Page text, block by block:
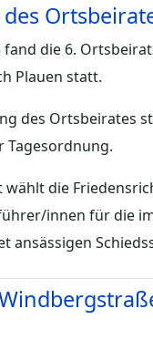
fand die 6.
Plauen statt.
des Ortsbeirates
Tagesordnung.
wählt die
innen für die
ansässigen